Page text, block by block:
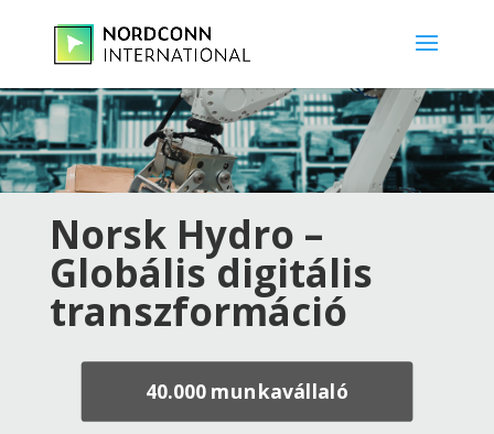
Norsk Hydro –
Globális digitális
transzformáció
40.000 munkavállaló